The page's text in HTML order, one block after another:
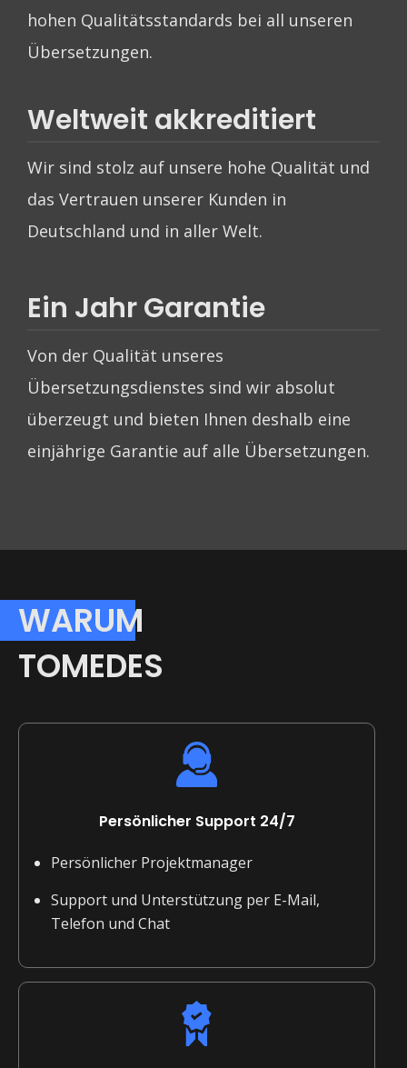
hohen Qualitätsstandards bei all unseren
Übersetzungen.
Weltweit akkreditiert
Wir sind stolz auf unsere hohe Qualität und
das Vertrauen unserer Kunden in
Deutschland und in aller Welt.
Ein Jahr Garantie
Von der Qualität unseres
Übersetzungsdienstes sind wir absolut
überzeugt und bieten Ihnen deshalb eine
einjährige Garantie auf alle Übersetzungen.
WARUM
TOMEDES
Persönlicher Support 24/7
Persönlicher Projektmanager
Support und Unterstützung per E-Mail,
Telefon und Chat